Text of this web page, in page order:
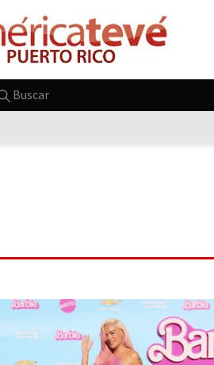
Buscar